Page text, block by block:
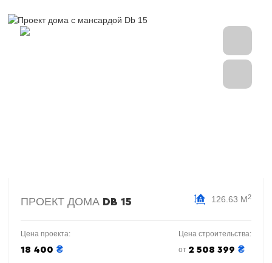
ПРОЕКТ ДОМА DB 15 126.63 М2
Цена проекта:
18 400 ₴
Цена строительства:
от 2 508 399 ₴